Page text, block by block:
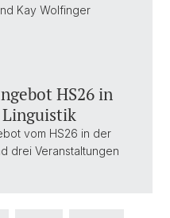
Kay Wolfinger
HS26 in
vom HS26 in der
drei Veranstaltungen